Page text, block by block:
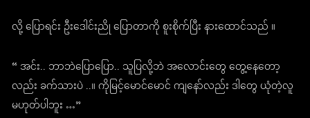
လို့ ပြောရင်း ဦးဒေါင်းညို ပြောတာကို စူးစိုက်ပြီး နားထောင်သည် ။
“ အင်း.. ဘာဘဲပြောပြော.. သူပြလို့ဘဲ အလောင်းတွေ တွေ့နေတော့
လည်း ခက်သားပဲ ..။ ကိုမြင့်မောင်မောင် ကျနော်လည်း ဒါတွေ ယုံတဲ့လူ
မဟုတ်ပါဘူး …”